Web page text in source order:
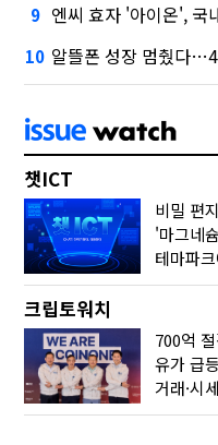
9 엔씨 효자 '아이온', 국
10 알뜰폰 성장 멈췄다
챗ICT
비밀 편
크립토워치
유가 급
거래·시